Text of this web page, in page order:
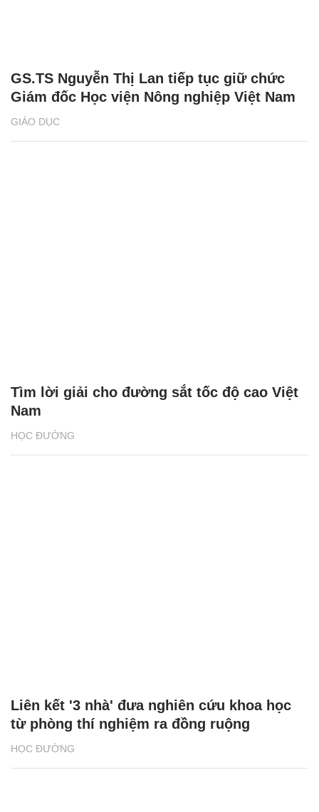
GIÁO DỤC
GS.TS Nguyễn Thị Lan tiếp tục giữ chức
Giám đốc Học viện Nông nghiệp Việt Nam
HỌC ĐƯỜNG
Tìm lời giải cho đường sắt tốc độ cao Việt
Nam
HỌC ĐƯỜNG
Liên kết '3 nhà' đưa nghiên cứu khoa học
từ phòng thí nghiệm ra đồng ruộng